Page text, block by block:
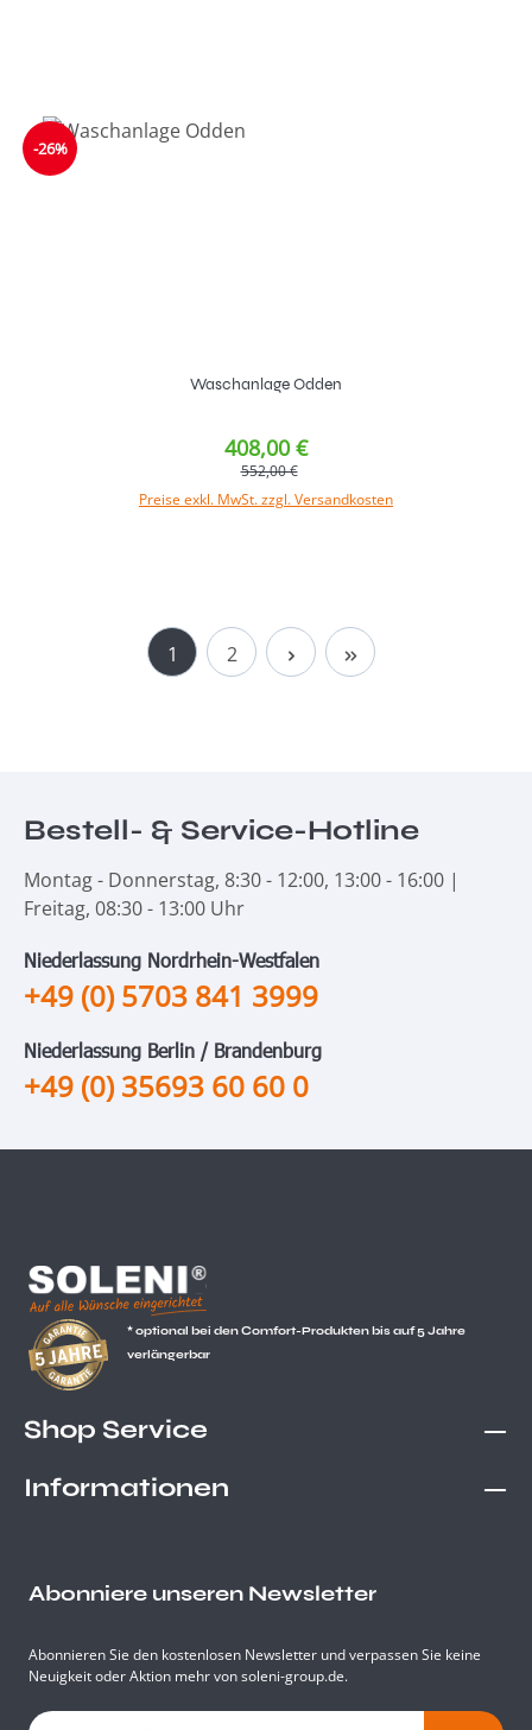
-26%
Waschanlage Odden
408,00 €
552,00 €
Preise exkl. MwSt. zzgl. Versandkosten
Seite
1 Seite
2
Bestell- & Service-Hotline
Montag - Donnerstag, 8:30 - 12:00, 13:00 - 16:00 |
Freitag, 08:30 - 13:00 Uhr
Niederlassung Nordrhein-Westfalen
+49 (0) 5703 841 3999
Niederlassung Berlin / Brandenburg
+49 (0) 35693 60 60 0
* optional bei den Comfort-Produkten bis auf 5 Jahre
verlängerbar
Shop Service
Informationen
Abonniere unseren Newsletter
Abonnieren Sie den kostenlosen Newsletter und verpassen Sie keine
Neuigkeit oder Aktion mehr von soleni-group.de.